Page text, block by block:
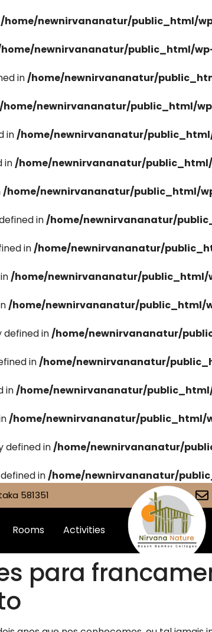
/home/newnirvananatur/public_html/
newnirvananatur/public_html/
in/home/newnirvananatur/
/home/newnirvananatur/public_html/
in/home/newnirvananatur/
in/home/newnirvananatur/
/home/newnirvananatur/public_html/
in/home/newnirvananatur/
in/home/newnirvananatur/
/home/newnirvananatur/public_html/
/home/newnirvananatur/public_html/
defined in/home/newnirvananatur/
in/home/newnirvananatur/
in/home/newnirvananatur/
/home/newnirvananatur/public_html/
defined in/home/newnirvananatur/
in/home/newnirvananatur/
581351
Rooms Activities
para